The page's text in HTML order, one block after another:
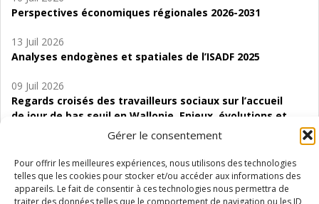
Gérer le consentement
Pour offrir les meilleures expériences, nous utilisons des technologies
telles que les cookies pour stocker et/ou accéder aux informations des
appareils. Le fait de consentir à ces technologies nous permettra de
traiter des données telles que le comportement de navigation ou les ID
Perspectives économiques régionales 2026-2031
13 Juil 2026
Analyses endogènes et spatiales de l’ISADF 2025
09 Juil 2026
Regards croisés des travailleurs sociaux sur l’accueil
de jour de bas seuil en Wallonie. Enjeux, évolutions et
06 Juil 2026
Étude d’évaluabilité des Structures
d’accompagnement à l’autocréation d’emploi (SAACE)